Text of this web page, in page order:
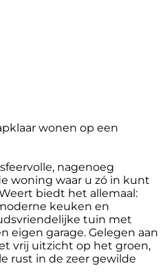
wonen op een
nagenoeg
woning waar u zó in kunt
biedt het allemaal:
keuken en
tuin met
eigen garage. Gelegen aan
vrij uitzicht op het groen,
rust in de zeer gewilde